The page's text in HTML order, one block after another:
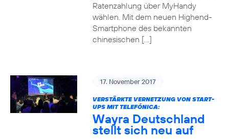
Ratenzahlung über MyHandy
wählen. Mit dem neuen Highend-
Smartphone des bekannten
chinesischen […]
17. November 2017
VERSTÄRKTE VERNETZUNG VON START-
UPS MIT TELEFÓNICA:
Wayra Deutschland
stellt sich neu auf